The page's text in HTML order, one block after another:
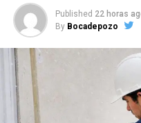
Published 22 horas
By Bocadepozo